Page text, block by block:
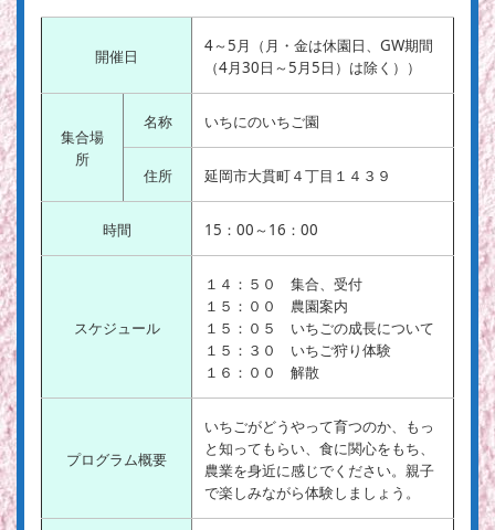
開催日
4～5月（月・金は休園日、GW期間
（4月30日～5月5日）は除く））
集合場
所
名称 いちにのいちご園
住所 延岡市大貫町４丁目１４３９
時間 15：00～16：00
スケジュール
１４：５０ 集合、受付
１５：００ 農園案内
１５：０５ いちごの成長について
１５：３０ いちご狩り体験
１６：００ 解散
プログラム概要
いちごがどうやって育つのか、もっ
と知ってもらい、食に関心をもち、
農業を身近に感じでください。親子
で楽しみながら体験しましょう。